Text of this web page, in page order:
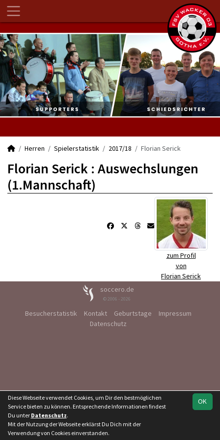
Herren Spielerstatistik 2017/18 Florian Serick
Florian Serick : Auswechslungen
(1.Mannschaft)
zum Profil
von
Florian Serick
soccero.de
© 2006 - 2026
Besucherstatistik Kontakt Geburtstage
Impressum
Datenschutz
OK
Diese Webseite verwendet Cookies, um Dir den bestmöglichen
Service bieten zu können. Entsprechende Informationen findest
Du unter Datenschutz.
Mit der Nutzung der Webseite erklärst Du Dich mit der
Verwendung von Cookies einverstanden.